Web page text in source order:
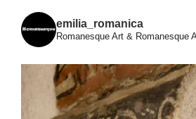
emilia_romanica
Romanesque Art & Romanesque